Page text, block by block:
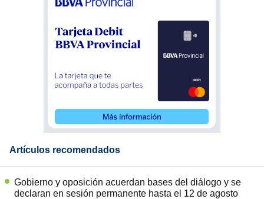
Artículos recomendados
Gobierno y oposición acuerdan bases del diálogo y se
declaran en sesión permanente hasta el 12 de agosto